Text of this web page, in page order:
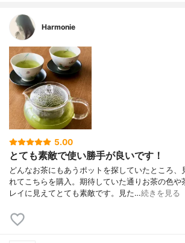
Harmonie
5.00
とても素敵で使い勝手が良いです！
どんなお茶にもあうポットを探していたところ、
れてこちらを購入。期待していた通りお茶の色や
レイに見えてとても素敵です。見た…続きを見る